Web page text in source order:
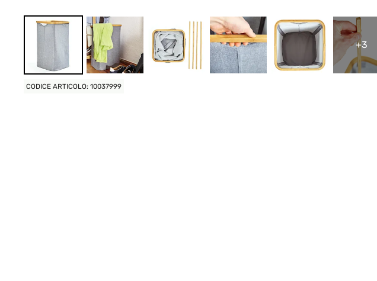
+3
CODICE ARTICOLO: 10037999